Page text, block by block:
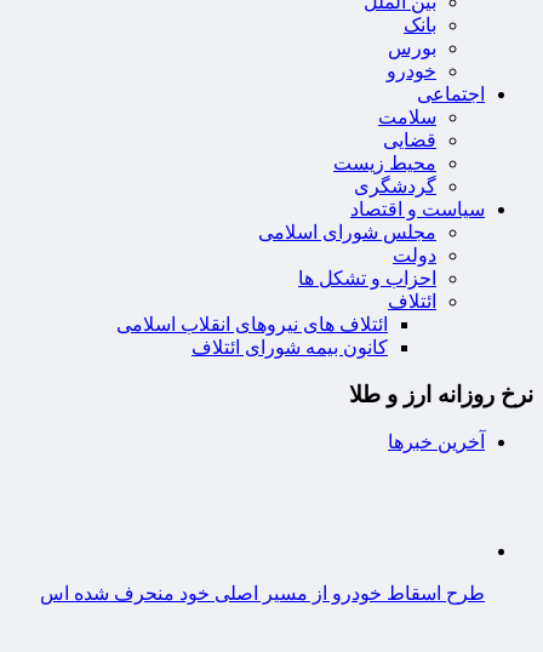
بانک
بورس
خودرو
اجتماعی
سلامت
قضایی
محیط زیست
گردشگری
سیاست و اقتصاد
مجلس شورای اسلامی
دولت
احزاب و تشکل ها
ائتلاف
ائتلاف های نیروهای انقلاب اسلامی
کانون بیمه شورای ائتلاف
نرخ روزانه ارز و طلا
آخرین خبرها
طرح اسقاط خودرو از مسیر اصلی خود منحرف شده اس